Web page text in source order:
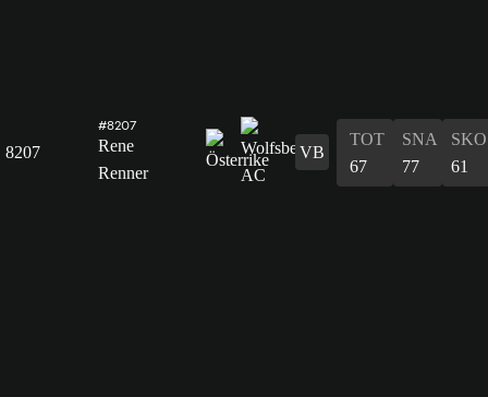
8207
#8207
Rene
Renner
VB
TOT
67
SNA
77
SKO
61